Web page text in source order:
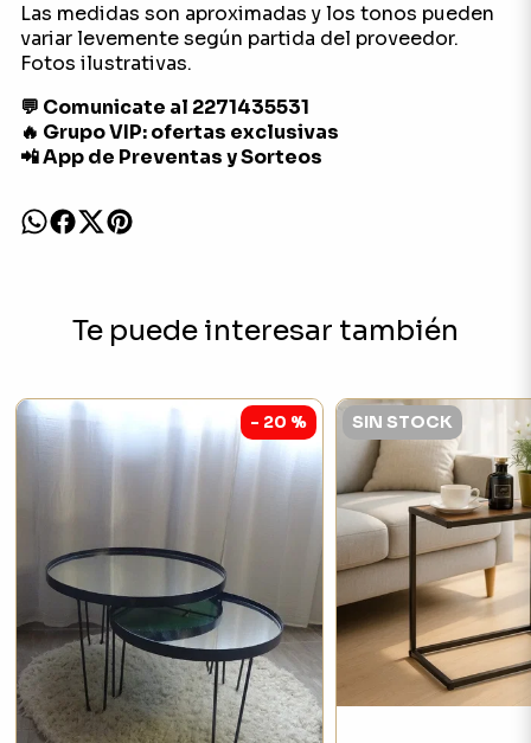
Las medidas son aproximadas y los tonos pueden
variar levemente según partida del proveedor.
Fotos ilustrativas.
💬 Comunicate al 2271435531
🔥 Grupo VIP: ofertas exclusivas
📲 App de Preventas y Sorteos
Te puede interesar también
- 20 % SIN STOCK